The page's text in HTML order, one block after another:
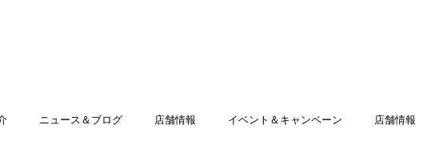
ニュース＆ブログ 店舗情報 イベント＆キャンペーン 店舗情報